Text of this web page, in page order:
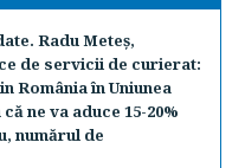
Radu Meteş,
de servicii de curierat:
România în Uniunea
ne va aduce 15-20%
numărul de